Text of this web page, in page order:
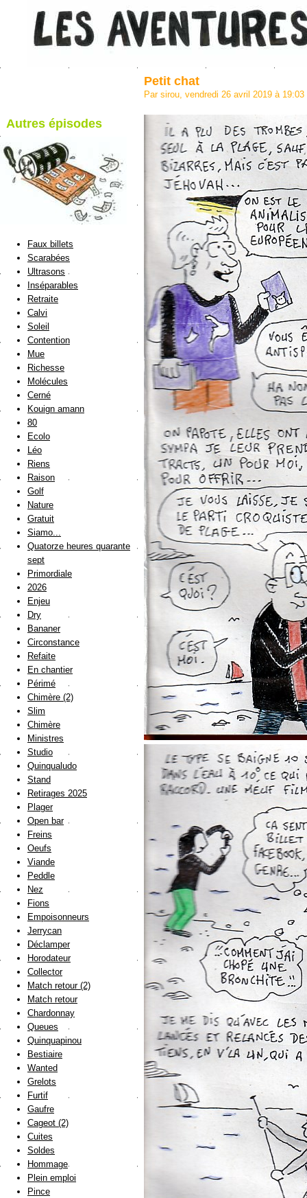
blog de Sirou
Petit chat
Par sirou, vendredi 26 avril 2019 à 19:03
Autres épisodes
Faux billets
Scarabées
Ultrasons
Inséparables
Retraite
Calvi
Soleil
Contention
Mue
Richesse
Molécules
Cerné
Kouign amann
80
Ecolo
Léo
Riens
Raison
Golf
Nature
Gratuit
Siamo...
Quatorze heures quarante
sept
Primordiale
2026
Enjeu
Dry
Bananer
Circonstance
Refaite
En chantier
Périmé
Chimère (2)
Slim
Chimère
Ministres
Studio
Quinqualudo
Stand
Retirages 2025
Plager
Open bar
Freins
Oeufs
Viande
Peddle
Nez
Fions
Empoisonneurs
Jerrycan
Déclamper
Horodateur
Collector
Match retour (2)
Match retour
Chardonnay
Queues
Quinquapinou
Bestiaire
Wanted
Grelots
Furtif
Gaufre
Cageot (2)
Cuites
Soldes
Hommage
Plein emploi
Pince